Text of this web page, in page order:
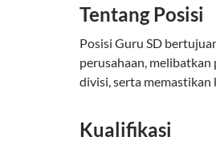
Tentang Posisi
Posisi Guru SD
perusahaan,
divisi, serta memastikan
Kualifikasi